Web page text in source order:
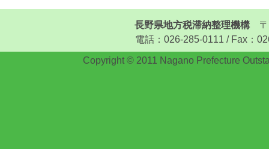
長野県地方税滞納整理機構 〒
電話：026-285-0111 / Fax：
Copyright © 2011 Nagano Prefecture